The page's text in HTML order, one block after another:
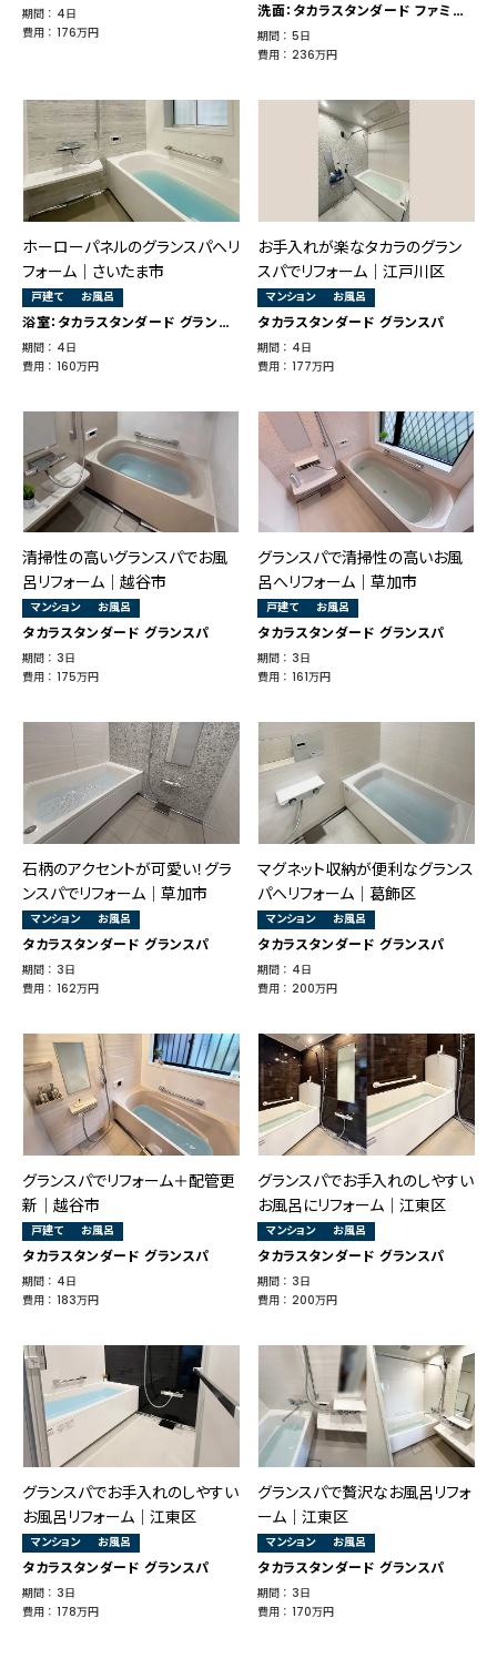
期間 ： 4日
費用 ： 176万円
洗面：タカラスタンダード ファミーユ
期間 ： 5日
費用 ： 236万円
ホーローパネルのグランスパへリ
フォーム｜さいたま市
戸建て お風呂
浴室：タカラスタンダード グランスパ
期間 ： 4日
費用 ： 160万円
お手入れが楽なタカラのグラン
スパでリフォーム｜江戸川区
マンション お風呂
タカラスタンダード グランスパ
期間 ： 4日
費用 ： 177万円
清掃性の高いグランスパでお風
呂リフォーム｜越谷市
マンション お風呂
タカラスタンダード グランスパ
期間 ： 3日
費用 ： 175万円
グランスパで清掃性の高いお風
呂へリフォーム｜草加市
戸建て お風呂
タカラスタンダード グランスパ
期間 ： 3日
費用 ： 161万円
石柄のアクセントが可愛い！グラ
ンスパでリフォーム│草加市
マンション お風呂
タカラスタンダード グランスパ
期間 ： 3日
費用 ： 162万円
マグネット収納が便利なグランス
パへリフォーム│葛飾区
マンション お風呂
タカラスタンダード グランスパ
期間 ： 4日
費用 ： 200万円
グランスパでリフォーム＋配管更
新│越谷市
戸建て お風呂
タカラスタンダード グランスパ
期間 ： 4日
費用 ： 183万円
グランスパでお手入れのしやすい
お風呂にリフォーム│江東区
マンション お風呂
タカラスタンダード グランスパ
期間 ： 3日
費用 ： 200万円
グランスパでお手入れのしやすい
お風呂リフォーム│江東区
マンション お風呂
タカラスタンダード グランスパ
期間 ： 3日
費用 ： 178万円
グランスパで贅沢なお風呂リフォ
ーム｜江東区
マンション お風呂
タカラスタンダード グランスパ
期間 ： 3日
費用 ： 170万円